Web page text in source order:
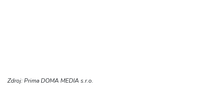
Zdroj: Prima DOMA MEDIA s.r.o.